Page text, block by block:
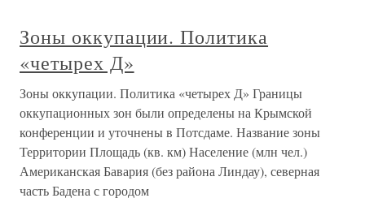
Зоны оккупации. Политика
«четырех Д»
Зоны оккупации. Политика «четырех Д» Границы
оккупационных зон были определены на Крымской
конференции и уточнены в Потсдаме. Название зоны
Территории Площадь (кв. км) Население (млн чел.)
Американская Бавария (без района Линдау), северная
часть Бадена с городом